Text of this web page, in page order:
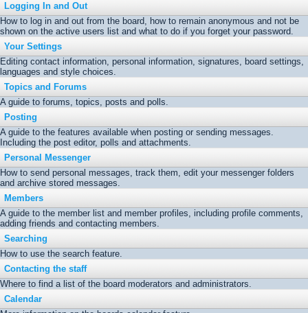
Logging In and Out
How to log in and out from the board, how to remain anonymous and not be
shown on the active users list and what to do if you forget your password.
Your Settings
Editing contact information, personal information, signatures, board settings,
languages and style choices.
Topics and Forums
A guide to forums, topics, posts and polls.
Posting
A guide to the features available when posting or sending messages.
Including the post editor, polls and attachments.
Personal Messenger
How to send personal messages, track them, edit your messenger folders
and archive stored messages.
Members
A guide to the member list and member profiles, including profile comments,
adding friends and contacting members.
Searching
How to use the search feature.
Contacting the staff
Where to find a list of the board moderators and administrators.
Calendar